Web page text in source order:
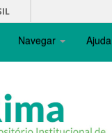
Navegar Ajuda